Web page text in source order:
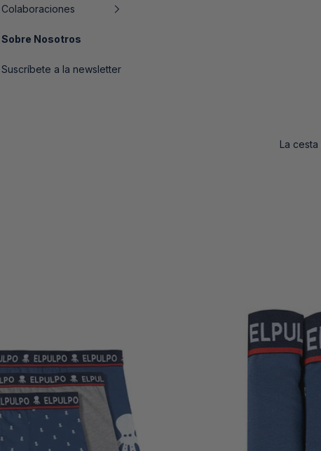
Colaboraciones
Sobre Nosotros
Suscríbete a la newsletter
La